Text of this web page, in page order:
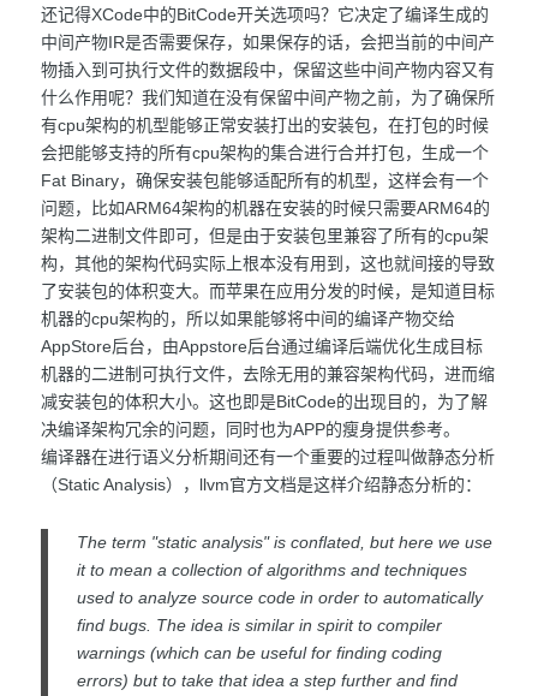
还记得XCode中的BitCode开关选项吗？它决定了编译生成的
中间产物IR是否需要保存，如果保存的话，会把当前的中间产
物插入到可执行文件的数据段中，保留这些中间产物内容又有
什么作用呢？我们知道在没有保留中间产物之前，为了确保所
有cpu架构的机型能够正常安装打出的安装包，在打包的时候
会把能够支持的所有cpu架构的集合进行合并打包，生成一个
Fat Binary，确保安装包能够适配所有的机型，这样会有一个
问题，比如ARM64架构的机器在安装的时候只需要ARM64的
架构二进制文件即可，但是由于安装包里兼容了所有的cpu架
构，其他的架构代码实际上根本没有用到，这也就间接的导致
了安装包的体积变大。而苹果在应用分发的时候，是知道目标
机器的cpu架构的，所以如果能够将中间的编译产物交给
AppStore后台，由Appstore后台通过编译后端优化生成目标
机器的二进制可执行文件，去除无用的兼容架构代码，进而缩
减安装包的体积大小。这也即是BitCode的出现目的，为了解
决编译架构冗余的问题，同时也为APP的瘦身提供参考。
编译器在进行语义分析期间还有一个重要的过程叫做静态分析
（Static Analysis），llvm官方文档是这样介绍静态分析的：
The term "static analysis" is conflated, but here we use
it to mean a collection of algorithms and techniques
used to analyze source code in order to automatically
find bugs. The idea is similar in spirit to compiler
warnings (which can be useful for finding coding
errors) but to take that idea a step further and find